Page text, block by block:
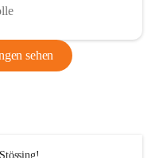
sehen